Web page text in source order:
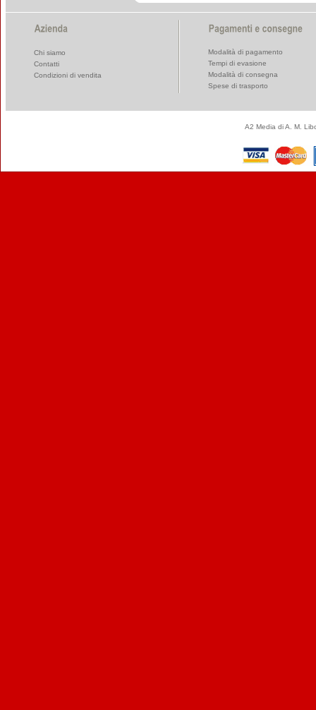
Chi siamo
Contatti
Condizioni di vendita
Modalità di pagamento
Tempi di evasione
Modalità di consegna
Spese di trasporto
A2 Media di A. M.